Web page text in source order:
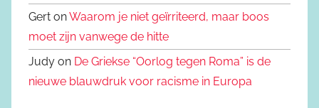
Gert onWaarom je niet geïrriteerd, maar boos
moet zijn vanwege de hitte
Judy on De Griekse “Oorlog tegen Roma” is de
nieuwe blauwdruk voor racisme in Europa